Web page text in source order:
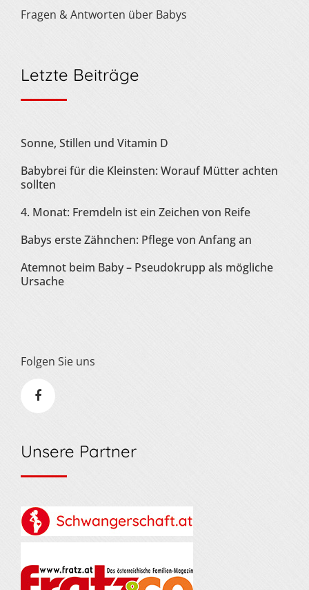
Fragen & Antworten über Babys
Letzte Beiträge
Sonne, Stillen und Vitamin D
Babybrei für die Kleinsten: Worauf Mütter achten
sollten
4. Monat: Fremdeln ist ein Zeichen von Reife
Babys erste Zähnchen: Pflege von Anfang an
Atemnot beim Baby – Pseudokrupp als mögliche
Ursache
Folgen Sie uns
Unsere Partner